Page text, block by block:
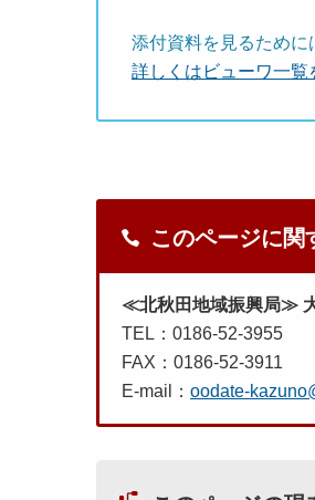
添付資料を見るために
詳しくはビューワ一覧
このページに関
≪北秋田地域振興局≫ 大
TEL：0186-52-3955
FAX：0186-52-3911
E-mail： oodate-